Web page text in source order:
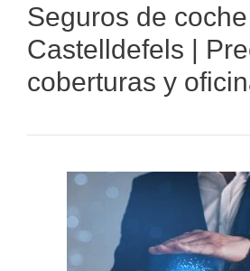
Seguros de
Castelldefels |
coberturas y